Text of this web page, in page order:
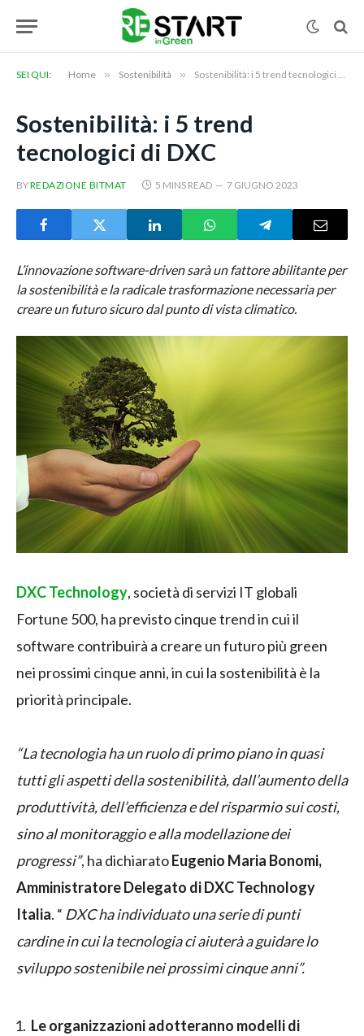
SEI QUI: Home » Sostenibilità » Sostenibilità: i 5 trend tecnologici di DXC
Sostenibilità: i 5 trend
tecnologici di DXC
BYREDAZIONE BITMAT 5 MINS READ 7 GIUGNO 2023
L’innovazione software-driven sarà un fattore abilitante per
la sostenibilità e la radicale trasformazione necessaria per
creare un futuro sicuro dal punto di vista climatico.
DXC Technology, società di servizi IT globali
Fortune 500, ha previsto cinque trend in cui il
software contribuirà a creare un futuro più green
nei prossimi cinque anni, in cui la sostenibilità è la
priorità principale.
“La tecnologia ha un ruolo di primo piano in quasi
tutti gli aspetti della sostenibilità, dall’aumento della
produttività, dell’efficienza e del risparmio sui costi,
sino al monitoraggio e alla modellazione dei
progressi”, ha dichiaratoEugenio Maria Bonomi,
Amministratore Delegato di DXC Technology
Italia. “ DXC ha individuato una serie di punti
cardine in cui la tecnologia ci aiuterà a guidare lo
sviluppo sostenibile nei prossimi cinque anni”.
Le organizzazioni adotteranno modelli di